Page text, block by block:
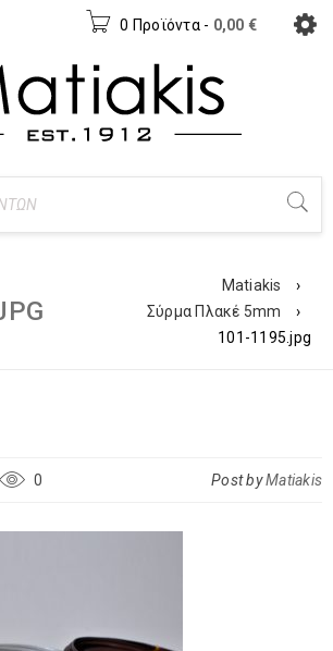
0 Προϊόντα - 0,00 €
Matiakis
›
Σύρμα Πλακέ 5mm
›
101-1195.jpg
0 Post byMatiakis